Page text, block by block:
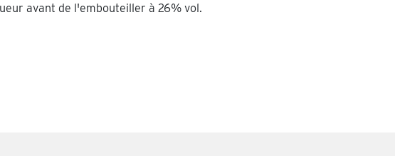
avant de l'embouteiller à 26% vol.